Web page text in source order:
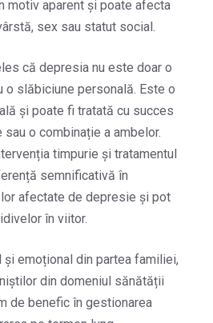
motiv aparent și poate afecta
sex sau statut social.
că depresia nu este doar o
slăbiciune personală. Este o
și poate fi tratată cu succes
o combinație a ambelor.
timpurie și tratamentul
semnificativă în
afectate de depresie și pot
în viitor.
emoțional din partea familiei,
din domeniul sănătății
de benefic în gestionarea